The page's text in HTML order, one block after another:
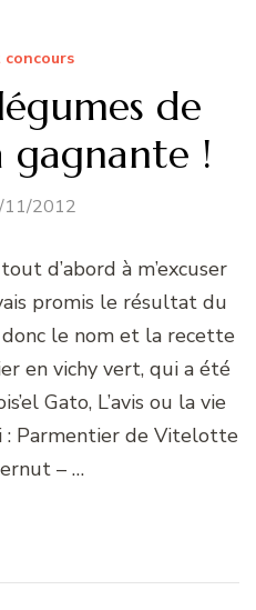
concours
de
gagnante !
11/2012
d’abord à m’excuser
promis le résultat du
donc le nom et la recette
en vichy vert, qui a été
Gato, L’avis ou la vie
: Parmentier de Vitelotte
– …